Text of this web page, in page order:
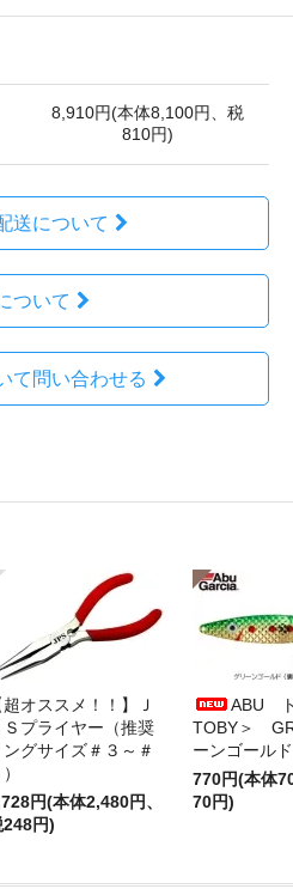
8,910円(本体8,100円、税
810円)
送について
ついて
て問い合わせる
超オススメ！！】Ｊ
Ｓプライヤー（推奨
ングサイズ＃３～＃
円(本体2,480円、
248円)
ABU
TOBY＞
ーンゴールド
770円(本体
70円)